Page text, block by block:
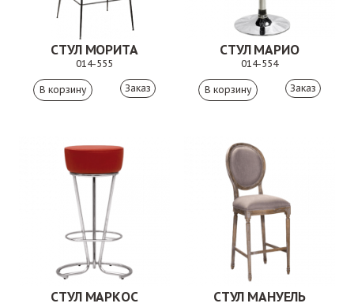
СТУЛ МОРИТА
014-555
Заказ
СТУЛ МАРИО
014-554
Заказ
СТУЛ МАРКОС СТУЛ МАНУЕЛЬ